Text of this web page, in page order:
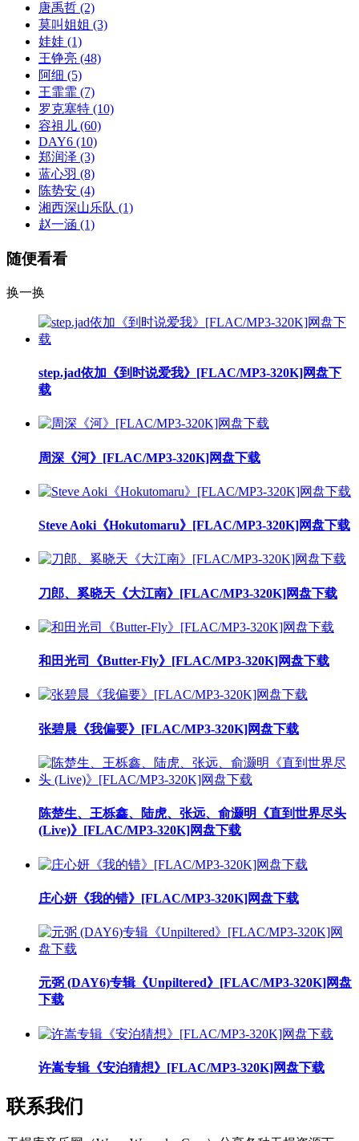
唐禹哲 (2)
莫叫姐姐 (3)
娃娃 (1)
王铮亮 (48)
阿细 (5)
王霏霏 (7)
罗克塞特 (10)
容祖儿 (60)
DAY6 (10)
郑润泽 (3)
蓝心羽 (8)
陈势安 (4)
湘西深山乐队 (1)
赵一涵 (1)
随便看看
换一换
step.jad依加《到时说爱我》[FLAC/MP3-320K]网盘下
载
周深《河》[FLAC/MP3-320K]网盘下载
Steve Aoki《Hokutomaru》[FLAC/MP3-320K]网盘下载
刀郎、奚晓天《大江南》[FLAC/MP3-320K]网盘下载
和田光司《Butter-Fly》[FLAC/MP3-320K]网盘下载
张碧晨《我偏要》[FLAC/MP3-320K]网盘下载
陈楚生、王栎鑫、陆虎、张远、俞灏明《直到世界尽头
(Live)》[FLAC/MP3-320K]网盘下载
庄心妍《我的错》[FLAC/MP3-320K]网盘下载
元弼 (DAY6)专辑《Unpiltered》[FLAC/MP3-320K]网盘
下载
许嵩专辑《安泊猜想》[FLAC/MP3-320K]网盘下载
联系我们